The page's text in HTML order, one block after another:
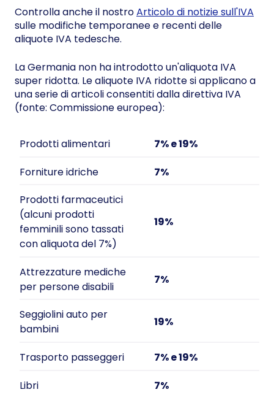
Controlla anche il nostroArticolo di notizie sull'IVA
sulle modifiche temporanee e recenti delle
aliquote IVA tedesche.
La Germania non ha introdotto un'aliquota IVA
super ridotta. Le aliquote IVA ridotte si applicano a
una serie di articoli consentiti dalla direttiva IVA
(fonte: Commissione europea):
Prodotti alimentari
7% e 19%
Forniture idriche
7%
Prodotti farmaceutici
(alcuni prodotti
femminili sono tassati
con aliquota del 7%)
19%
Attrezzature mediche
per persone disabili
7%
Seggiolini auto per
bambini
19%
Trasporto passeggeri
7% e 19%
Libri
7%